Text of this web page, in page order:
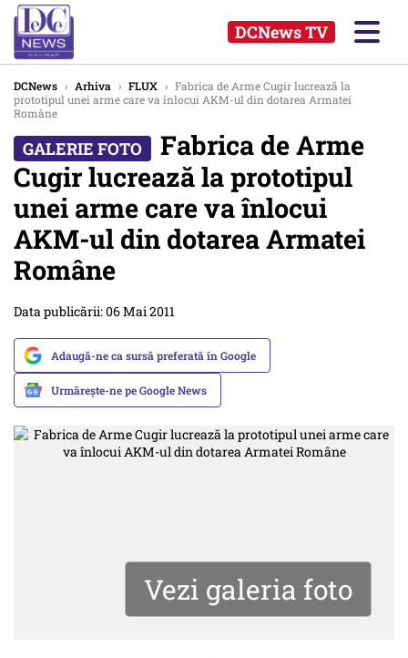
DCNews TV
DCNews › Arhiva › FLUX › Fabrica de Arme Cugir lucrează la
prototipul unei arme care va înlocui AKM-ul din dotarea Armatei
Române
Fabrica de Arme
Cugir lucrează la prototipul
unei arme care va înlocui
AKM-ul din dotarea Armatei
Române
Data publicării: 06 Mai 2011
Adaugă-ne ca sursă preferată în Google
Urmărește-ne pe Google News
Vezi galeria foto